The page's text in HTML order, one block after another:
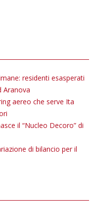
residenti esasperati
Aranova
aereo che serve Ita
il “Nucleo Decoro” di
di bilancio per il